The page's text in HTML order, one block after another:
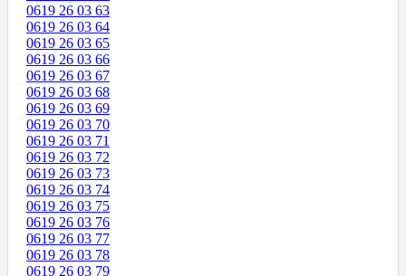
0619 26 03 63
0619 26 03 64
0619 26 03 65
0619 26 03 66
0619 26 03 67
0619 26 03 68
0619 26 03 69
0619 26 03 70
0619 26 03 71
0619 26 03 72
0619 26 03 73
0619 26 03 74
0619 26 03 75
0619 26 03 76
0619 26 03 77
0619 26 03 78
0619 26 03 79